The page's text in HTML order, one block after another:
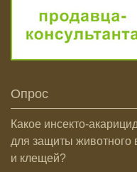
Опрос
Какое инсекто-
для защиты животного
и клещей?